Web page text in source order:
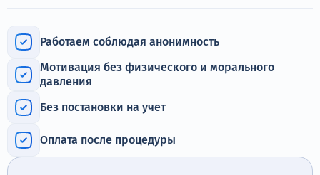
Круглосуточно, анонимно
Работаем соблюдая анонимность
Мотивация без физического и морального
давления
Без постановки на учет
Оплата после процедуры